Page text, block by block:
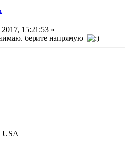
15:21:53 »
берите напрямую
USA